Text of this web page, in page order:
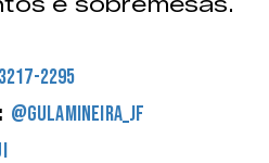
2295
@gulamineira_jf